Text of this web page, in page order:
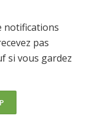
notifications
pas
si vous gardez